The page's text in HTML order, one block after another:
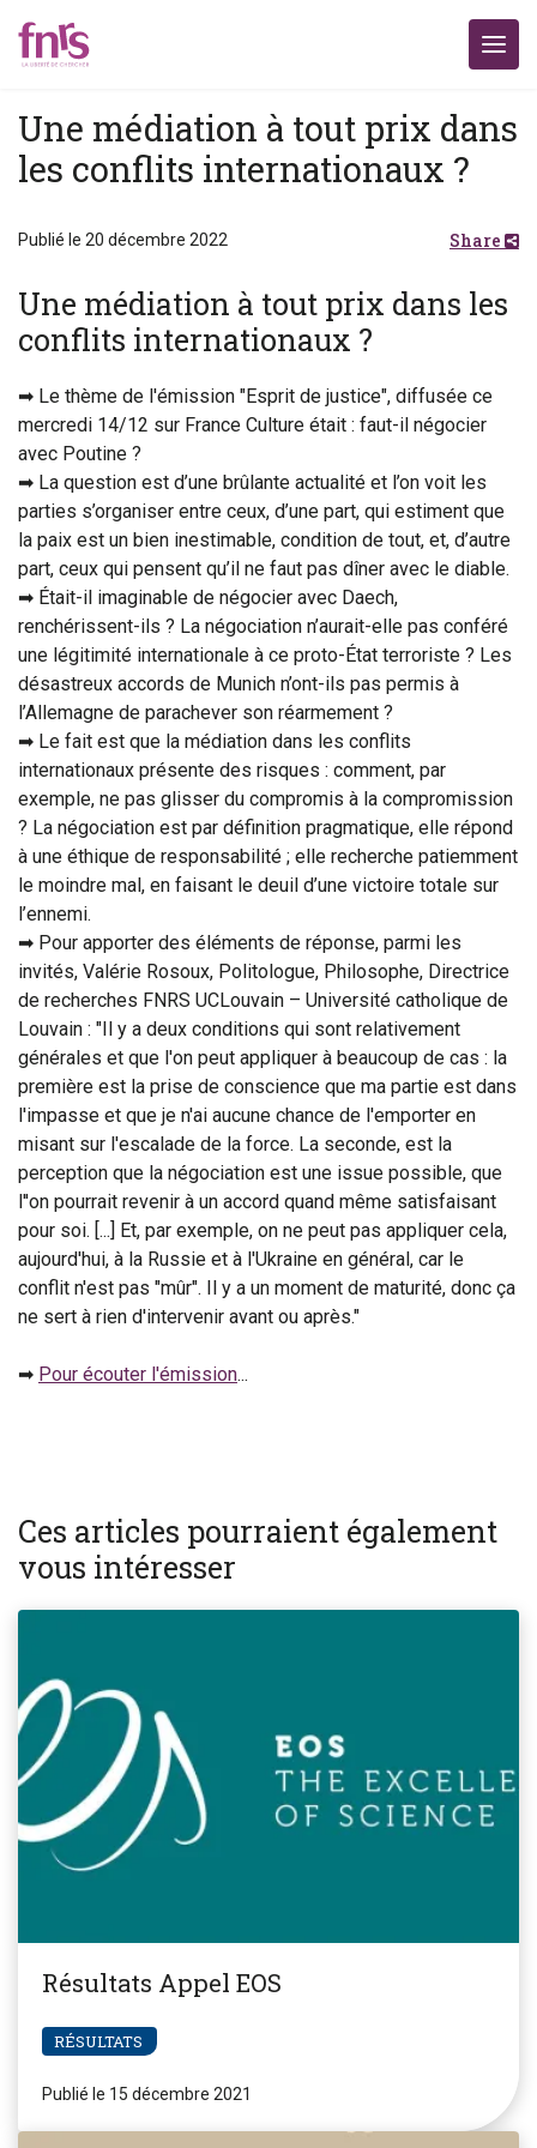
Une médiation à tout prix dans
les conflits internationaux ?
Publié le 20 décembre 2022 Share
Une médiation à tout prix dans les
conflits internationaux ?
➡ Le thème de l'émission "Esprit de justice", diffusée ce
mercredi 14/12 sur France Culture était : faut-il négocier
avec Poutine ?
➡ La question est d’une brûlante actualité et l’on voit les
parties s’organiser entre ceux, d’une part, qui estiment que
la paix est un bien inestimable, condition de tout, et, d’autre
part, ceux qui pensent qu’il ne faut pas dîner avec le diable.
➡ Était-il imaginable de négocier avec Daech,
renchérissent-ils ? La négociation n’aurait-elle pas conféré
une légitimité internationale à ce proto-État terroriste ? Les
désastreux accords de Munich n’ont-ils pas permis à
l’Allemagne de parachever son réarmement ?
➡ Le fait est que la médiation dans les conflits
internationaux présente des risques : comment, par
exemple, ne pas glisser du compromis à la compromission
? La négociation est par définition pragmatique, elle répond
à une éthique de responsabilité ; elle recherche patiemment
le moindre mal, en faisant le deuil d’une victoire totale sur
l’ennemi.
➡ Pour apporter des éléments de réponse, parmi les
invités, Valérie Rosoux, Politologue, Philosophe, Directrice
de recherches FNRS UCLouvain – Université catholique de
Louvain : "Il y a deux conditions qui sont relativement
générales et que l'on peut appliquer à beaucoup de cas : la
première est la prise de conscience que ma partie est dans
l'impasse et que je n'ai aucune chance de l'emporter en
misant sur l'escalade de la force. La seconde, est la
perception que la négociation est une issue possible, que
l''on pourrait revenir à un accord quand même satisfaisant
pour soi. [...] Et, par exemple, on ne peut pas appliquer cela,
aujourd'hui, à la Russie et à l'Ukraine en général, car le
conflit n'est pas "mûr". Il y a un moment de maturité, donc ça
ne sert à rien d'intervenir avant ou après."
➡ Pour écouter l'émission...
Ces articles pourraient également
vous intéresser
Résultats Appel EOS
RÉSULTATS
Publié le 15 décembre 2021